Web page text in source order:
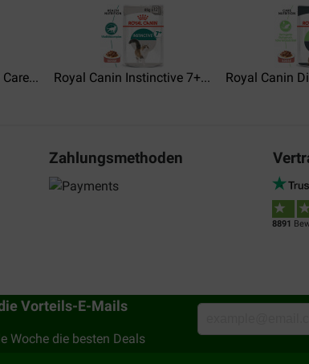
Royal Canin Instinctive 7+... Royal Canin
Zahlungsmethoden
8891
Vorteils-E-Mails
Woche die besten Deals